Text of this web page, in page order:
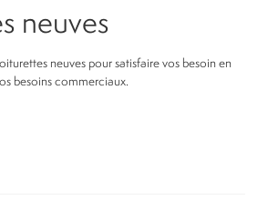
neuves
neuves pour satisfaire vos besoin en
besoins commerciaux.